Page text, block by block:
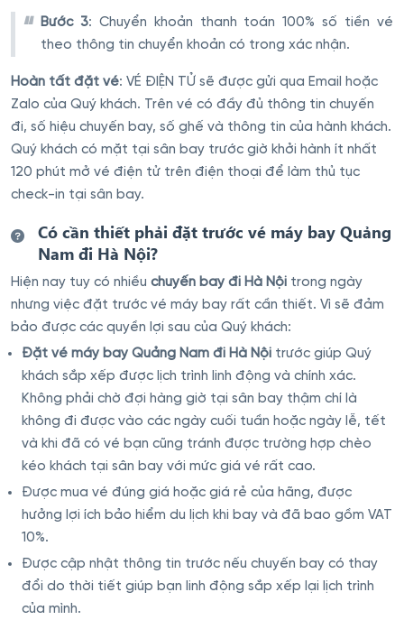
Bước 3: Chuyển khoản thanh toán 100% số tiền vé
theo thông tin chuyển khoản có trong xác nhận.
Hoàn tất đặt vé: VÉ ĐIỆN TỬ sẽ được gửi qua Email hoặc
Zalo của Quý khách. Trên vé có đầy đủ thông tin chuyến
đi, số hiệu chuyến bay, số ghế và thông tin của hành khách.
Quý khách có mặt tại sân bay trước giờ khởi hành ít nhất
120 phút mở vé điện tử trên điện thoại để làm thủ tục
check-in tại sân bay.
Có cần thiết phải đặt trước vé máy bay Quảng
Nam đi Hà Nội?
Hiện nay tuy có nhiều chuyến bay đi Hà Nội trong ngày
nhưng việc đặt trước vé máy bay rất cần thiết. Vì sẽ đảm
bảo được các quyền lợi sau của Quý khách:
Đặt vé máy bay Quảng Nam đi Hà Nội trước giúp Quý
khách sắp xếp được lịch trình linh động và chính xác.
Không phải chờ đợi hàng giờ tại sân bay thậm chí là
không đi được vào các ngày cuối tuần hoặc ngày lễ, tết
và khi đã có vé bạn cũng tránh được trường hợp chèo
kéo khách tại sân bay với mức giá vé rất cao.
Được mua vé đúng giá hoặc giá rẻ của hãng, được
hưởng lợi ích bảo hiểm du lịch khi bay và đã bao gồm VAT
10%.
Được cập nhật thông tin trước nếu chuyến bay có thay
đổi do thời tiết giúp bạn linh động sắp xếp lại lịch trình
của mình.